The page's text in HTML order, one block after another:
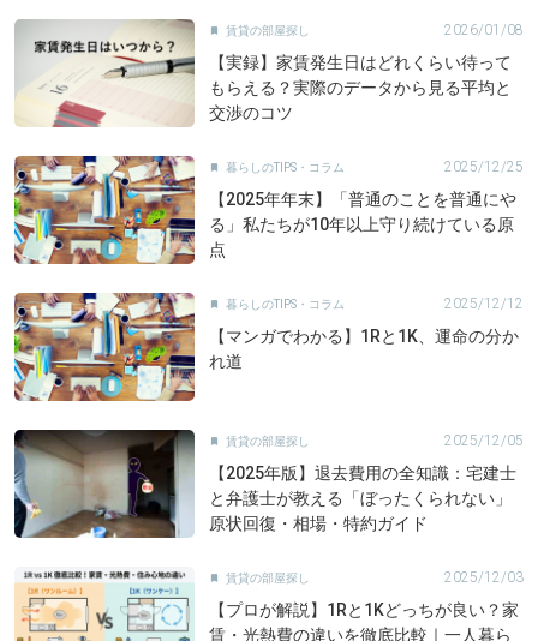
 賃貸の部屋探し 2026/01/08
【実録】家賃発生日はどれくらい待って
もらえる？実際のデータから見る平均と
交渉のコツ
 暮らしのTIPS・コラム 2025/12/25
【2025年年末】「普通のことを普通にや
る」私たちが10年以上守り続けている原
点
 暮らしのTIPS・コラム 2025/12/12
【マンガでわかる】1Rと1K、運命の分か
れ道
 賃貸の部屋探し 2025/12/05
【2025年版】退去費用の全知識：宅建士
と弁護士が教える「ぼったくられない」
原状回復・相場・特約ガイド
 賃貸の部屋探し 2025/12/03
【プロが解説】1Rと1Kどっちが良い？家
賃・光熱費の違いを徹底比較｜一人暮ら